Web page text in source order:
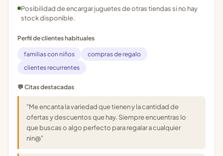
Posibilidad de encargar juguetes de otras tiendas si no hay
stock disponible.
Perfil de clientes habituales
familias con niños
compras de regalo
clientes recurrentes
💬 Citas destacadas
"Me encanta la variedad que tienen y la cantidad de
ofertas y descuentos que hay. Siempre encuentras lo
que buscas o algo perfecto para regalar a cualquier
nin@"